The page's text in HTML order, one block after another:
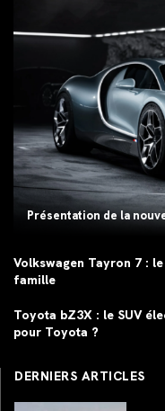
Présentation de la
Volkswagen Tayron 7 :
famille
Toyota bZ3X : le SUV
pour Toyota ?
DERNIERS ARTICLES